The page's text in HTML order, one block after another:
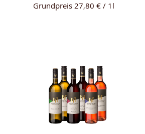
Grundpreis 27,80 € / 1l
WUNSCHLISTE
HINZUFÜGEN